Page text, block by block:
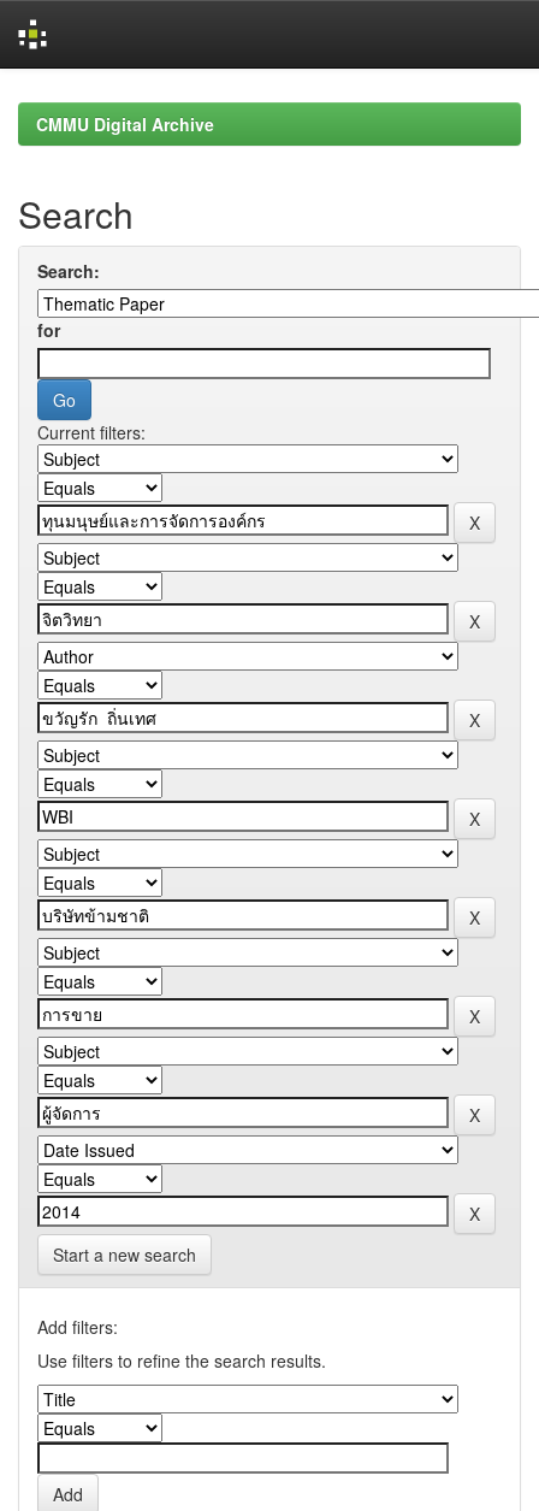
navigationCMMU Digital Archive
Search
Search:
for
Current filters:
Start a new search
Add filters:
Use filters to refine the search results.